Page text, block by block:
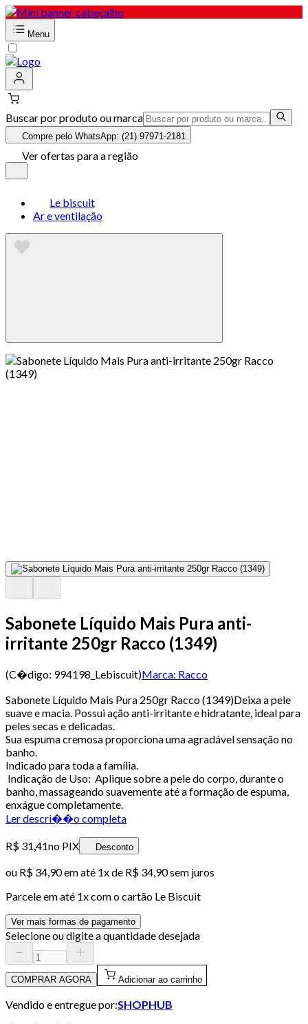
Menu
Buscar por produto ou marca
Compre pelo WhatsApp: (21) 97971-2181
Ver ofertas para a região
Le biscuit
Ar e ventilação
Sabonete Líquido Mais Pura anti-
irritante 250gr Racco (1349)
(C�digo: 994198_Lebiscuit)Marca: Racco
Sabonete Líquido Mais Pura 250gr Racco (1349)Deixa a pele
suave e macia. Possui ação anti-irritante e hidratante, ideal para
peles secas e delicadas.
Sua espuma cremosa proporciona uma agradável sensação no
banho.
Indicado para toda a família.
Indicação de Uso: Aplique sobre a pele do corpo, durante o
banho, massageando suavemente até a formação de espuma,
enxágue completamente.
Ler descri��o completa
R$ 31,41no PIX Desconto
ou R$ 34,90em até 1x de R$ 34,90sem juros
Parcele em até 1x com o cartão Le Biscuit
Ver mais formas de pagamento
Selecione ou digite a quantidade desejada
COMPRAR AGORA Adicionar ao carrinho
Vendido e entregue por:SHOPHUB